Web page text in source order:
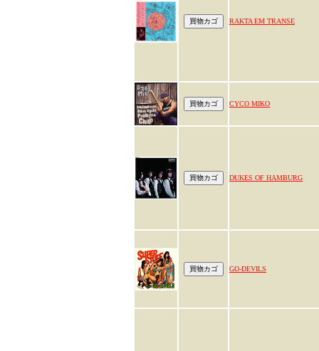
RAKTA EM TRANSE
CYCO MIKO
DUKES OF HAMBURG
GO-DEVILS